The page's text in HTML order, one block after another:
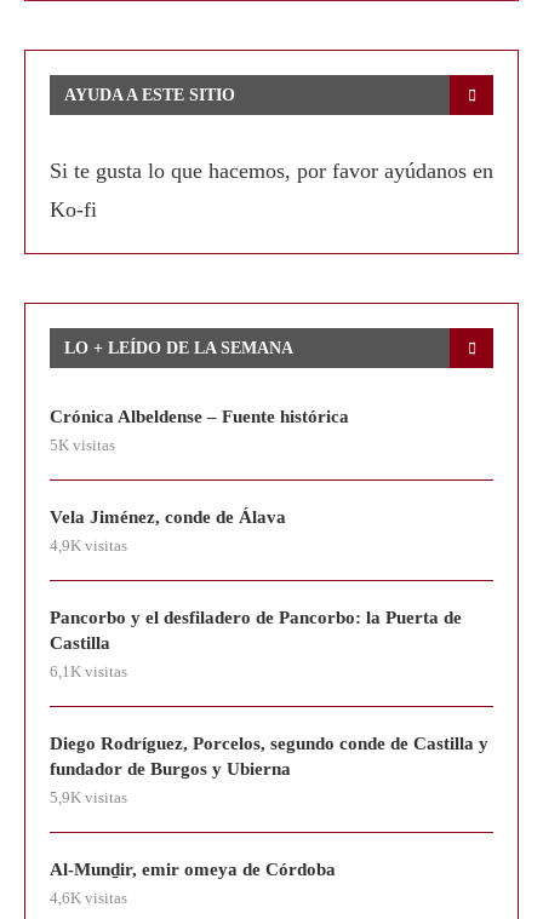
AYUDA A ESTE SITIO
Si te gusta lo que hacemos, por favor ayúdanos en
Ko-fi
LO + LEÍDO DE LA SEMANA
Crónica Albeldense – Fuente histórica
5K visitas
Vela Jiménez, conde de Álava
4,9K visitas
Pancorbo y el desfiladero de Pancorbo: la Puerta de
Castilla
6,1K visitas
Diego Rodríguez, Porcelos, segundo conde de Castilla y
fundador de Burgos y Ubierna
5,9K visitas
Al-Munḏir, emir omeya de Córdoba
4,6K visitas